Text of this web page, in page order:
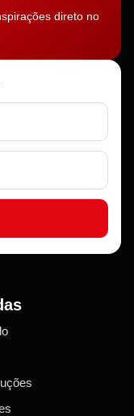
direto no